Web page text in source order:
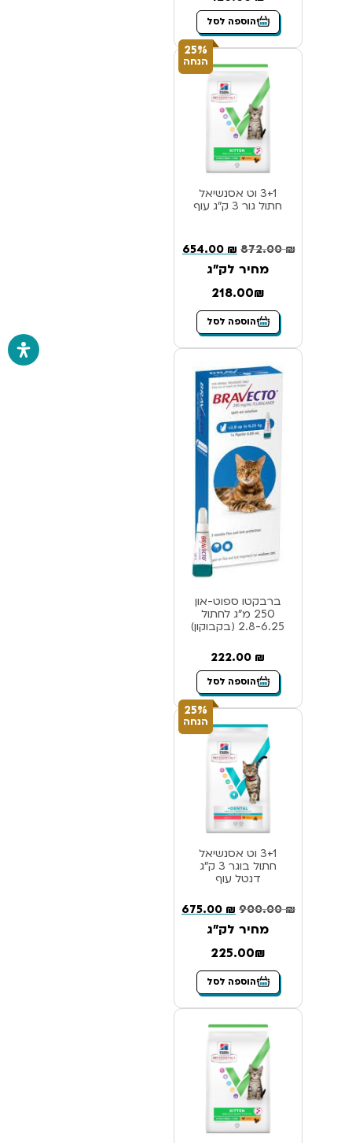
הוספה לסל
25%
הנחה
3+1 וט אסנשיאל
חתול גור 3 ק”ג עוף
872.00₪
654.00 ₪
מחיר לק"ג
218.00₪
הוספה לסל
ברבקטו ספוט-און
250 מ”ג לחתול
2.8-6.25 (בקבוקון)
222.00 ₪
הוספה לסל
25%
הנחה
3+1 וט אסנשיאל
חתול בוגר 3 ק”ג
דנטל עוף
900.00₪
675.00 ₪
מחיר לק"ג
225.00₪
הוספה לסל